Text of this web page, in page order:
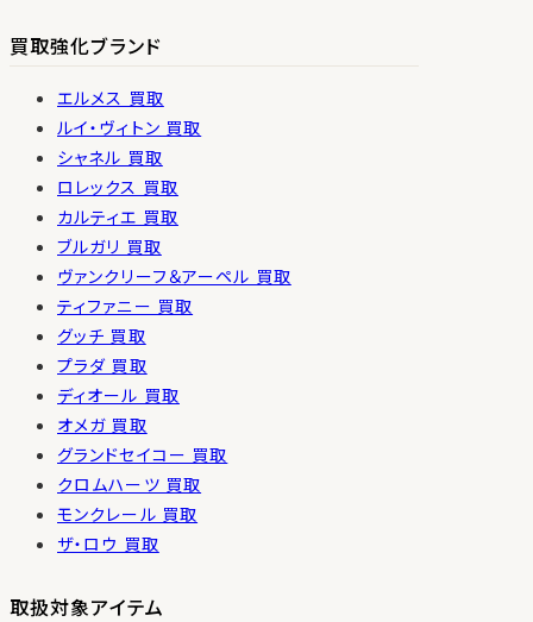
買取強化ブランド
エルメス 買取
ルイ・ヴィトン 買取
シャネル 買取
ロレックス 買取
カルティエ 買取
ブルガリ 買取
ヴァンクリーフ＆アーペル 買取
ティファニー 買取
グッチ 買取
プラダ 買取
ディオール 買取
オメガ 買取
グランドセイコー 買取
クロムハーツ 買取
モンクレール 買取
ザ・ロウ 買取
取扱対象アイテム